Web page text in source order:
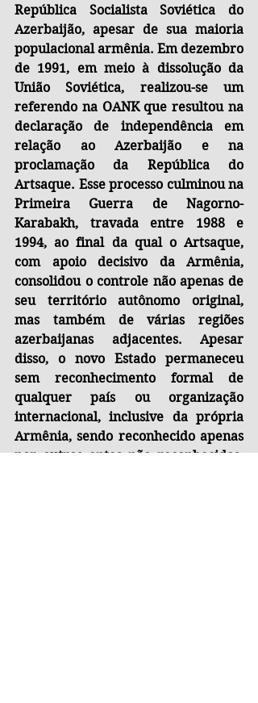
República Socialista Soviética do
Azerbaijão, apesar de sua maioria
populacional armênia. Em dezembro
de 1991, em meio à dissolução da
União Soviética, realizou-se um
referendo na OANK que resultou na
declaração de independência em
relação ao Azerbaijão e na
proclamação da República do
Artsaque. Esse processo culminou na
Primeira Guerra de Nagorno-
Karabakh, travada entre 1988 e
1994, ao final da qual o Artsaque,
com apoio decisivo da Armênia,
consolidou o controle não apenas de
seu território autônomo original,
mas também de várias regiões
azerbaijanas adjacentes. Apesar
disso, o novo Estado permaneceu
sem reconhecimento formal de
qualquer país ou organização
internacional, inclusive da própria
Armênia, sendo reconhecido apenas
por outros entes não reconhecidos.